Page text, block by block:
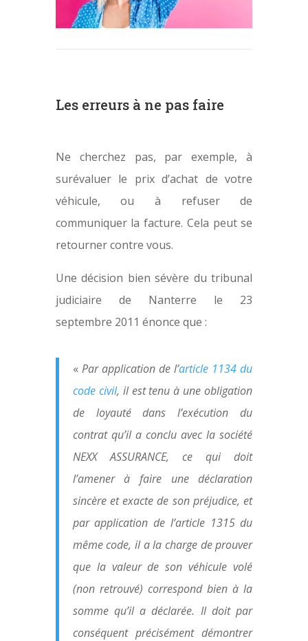
Les erreurs à ne pas faire
Ne cherchez pas, par exemple, à
surévaluer le prix d’achat de votre
véhicule, ou à refuser de
communiquer la facture. Cela peut se
retourner contre vous.
Une décision bien sévère du tribunal
judiciaire de Nanterre le 23
septembre 2011 énonce que :
« Par application de l’article 1134 du
code civil, il est tenu à une obligation
de loyauté dans l’exécution du
contrat qu’il a conclu avec la société
NEXX ASSURANCE, ce qui doit
l’amener à faire une déclaration
sincère et exacte de son préjudice, et
par application de l’article 1315 du
même code, il a la charge de prouver
que la valeur de son véhicule volé
(non retrouvé) correspond bien à la
somme qu’il a déclarée. Il doit par
conséquent précisément démontrer